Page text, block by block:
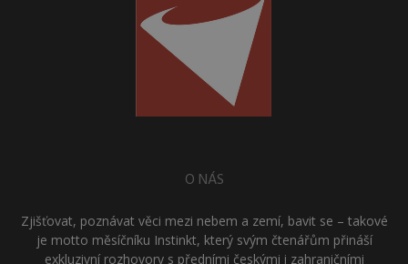
O NÁS
Zjišťovat, poznávat věci mezi nebem a zemí, bavit se – takové
je motto měsíčníku Instinkt, který svým čtenářům přináší
exkluzivní rozhovory s předními českými i zahraničními